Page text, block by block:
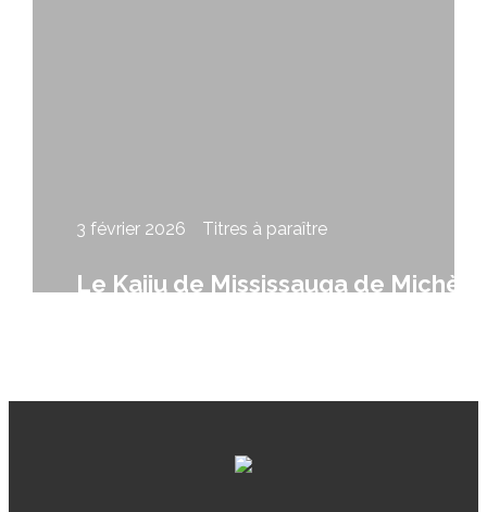
3 février 2026 Titres à paraître
Le Kaiju de Mississauga de Michèle